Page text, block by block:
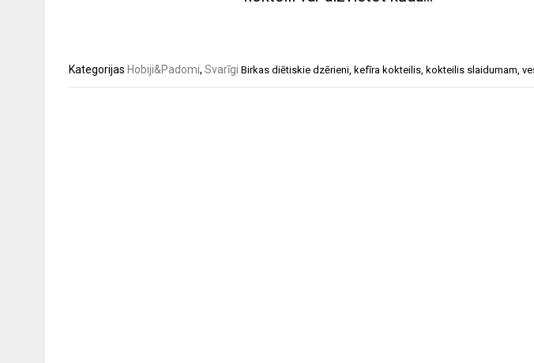
Kategorijas Hobiji&Padomi, Svarīgi Birkas diētiskie dzērieni, kefīra kokteilis, kokteilis slaidumam,